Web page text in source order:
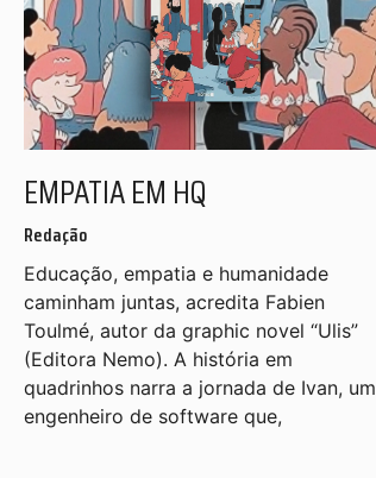
EMPATIA EM HQ
Redação
Educação, empatia e humanidade
caminham juntas, acredita Fabien
Toulmé, autor da graphic novel “Ulis”
(Editora Nemo). A história em
quadrinhos narra a jornada de Ivan, um
engenheiro de software que,